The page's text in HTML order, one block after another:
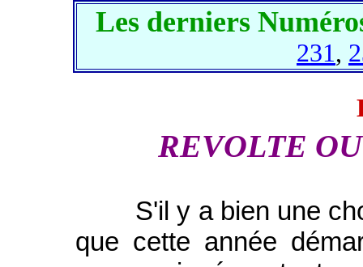
Les derniers
231,
REVOLTE
S'il y a bien une
que cette année